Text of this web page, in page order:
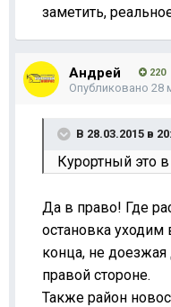
заметить,
Андрей 220
Опубликовано 28
В 28.03.2015 в
Курортный это
Да в право! Где
остановка уходим
конца, не доезжая
правой стороне.
Также район